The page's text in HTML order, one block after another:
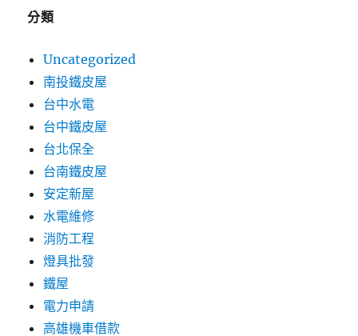
分類
Uncategorized
南投鐵皮屋
台中水電
台中鐵皮屋
台北保全
台南鐵皮屋
安定新屋
水電維修
消防工程
燈具批發
鐵屋
電力申請
高雄機車借款